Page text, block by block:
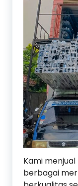
Kami
berbagai